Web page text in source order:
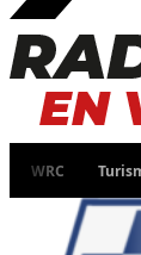
Turismo Nacional